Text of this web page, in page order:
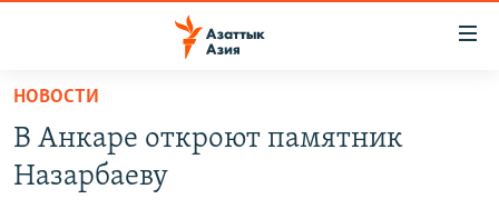
Вернуться
основному
содержанию
Вернутся
КАЗАХСТАН
НОВОСТИ
ВОЙНА В УКРАИНЕ
НОВОСТИ
В Анкаре откроют памятник
Назарбаеву